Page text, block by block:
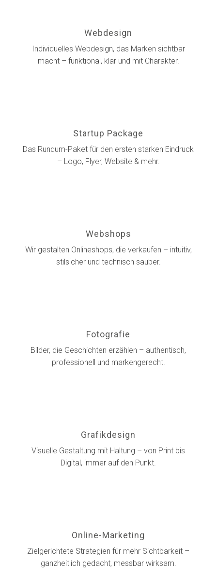
Webdesign
Individuelles Webdesign, das Marken sichtbar
macht – funktional, klar und mit Charakter.
Startup Package
Das Rundum-Paket für den ersten starken Eindruck
– Logo, Flyer, Website & mehr.
Webshops
Wir gestalten Onlineshops, die verkaufen – intuitiv,
stilsicher und technisch sauber.
Fotografie
Bilder, die Geschichten erzählen – authentisch,
professionell und markengerecht.
Grafikdesign
Visuelle Gestaltung mit Haltung – von Print bis
Digital, immer auf den Punkt.
Online-Marketing
Zielgerichtete Strategien für mehr Sichtbarkeit –
ganzheitlich gedacht, messbar wirksam.